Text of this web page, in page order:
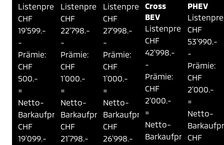
Listenpreis:
CHF
19'599.-
-
Prämie:
CHF
500.-
=
Netto-
Barkaufpreis:
CHF
19'099.-
Listenpreis:
CHF
22'798.-
-
Prämie:
CHF
1'000.-
=
Netto-
Barkaufpreis:
CHF
21'798.-
Listenpreis:
CHF
27'998.-
-
Prämie:
CHF
1'000.-
=
Netto-
Barkaufpreis:
CHF
26'998.-
Cross
BEV
Listenpreis:
CHF
42'998.-
-
Prämie:
CHF
2'000.-
=
Netto-
Barkaufpreis:
PHEV
CHF
53'990.-
-
Prämie:
CHF
2'000.-
=
Netto-
CHF